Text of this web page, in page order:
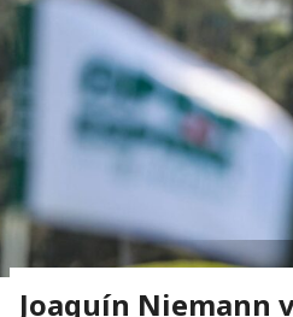
Joaquín Niemann